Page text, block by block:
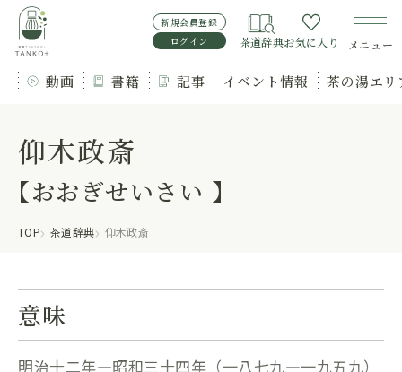
新規会員登録
ログイン
茶道辞典お気に入り メニュー
動画 書籍 記事 イベント情報 茶の湯エ
仰木政斎
【おおぎせいさい 】
TOP 茶道辞典 仰木政斎
意味
明治十二年―昭和三十四年（一八七九―一九五九）